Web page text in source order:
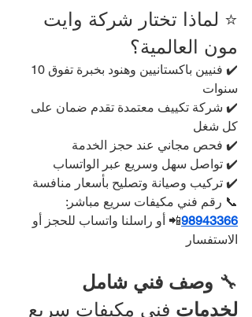
⭐ لماذا تختار شركة وايت
مون العالمية؟
سنوات
✔️ شركة تكييف معتمدة تقدم ضمان على
كل شغل
✔️ فحص مجاني عند حجز الخدمة
✔️ تواصل سهل وسريع عبر الواتساب
✔️ تركيب وصيانة وتصليح بأسعار منافسة
📞 رقم فني مكيفات سريع مباشر:
98943366📲 أو راسلنا واتساب للحجز أو
الاستفسار
🔧 وصف فني شامل
لخدمات فني مكيفات سريع